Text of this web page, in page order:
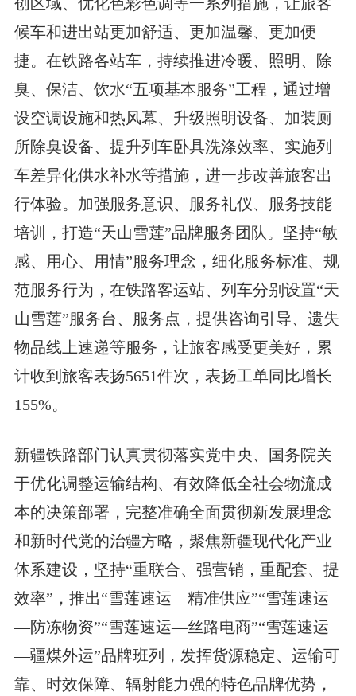
候车和进出站更加舒适、更加温馨、更加便
捷。在铁路各站车，持续推进冷暖、照明、除
臭、保洁、饮水“五项基本服务”工程，通过增
设空调设施和热风幕、升级照明设备、加装厕
所除臭设备、提升列车卧具洗涤效率、实施列
车差异化供水补水等措施，进一步改善旅客出
行体验。加强服务意识、服务礼仪、服务技能
培训，打造“天山雪莲”品牌服务团队。坚持“敏
感、用心、用情”服务理念，细化服务标准、规
范服务行为，在铁路客运站、列车分别设置“天
山雪莲”服务台、服务点，提供咨询引导、遗失
物品线上速递等服务，让旅客感受更美好，累
计收到旅客表扬5651件次，表扬工单同比增长
155%。
新疆铁路部门认真贯彻落实党中央、国务院关
于优化调整运输结构、有效降低全社会物流成
本的决策部署，完整准确全面贯彻新发展理念
和新时代党的治疆方略，聚焦新疆现代化产业
体系建设，坚持“重联合、强营销，重配套、提
效率”，推出“雪莲速运—精准供应”“雪莲速运
—防冻物资”“雪莲速运—丝路电商”“雪莲速运
—疆煤外运”品牌班列，发挥货源稳定、运输可
靠、时效保障、辐射能力强的特色品牌优势，